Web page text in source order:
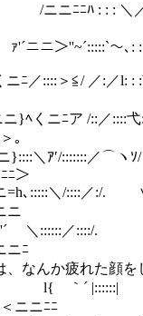
ﾊ : : : ＼／
～､: :ヽ
＞≦/ ／:／l: : :V
ﾍくニﾆア /::／::::
｡
ニ}::::＼ｱ′/:::::::／
ﾆ＞
ニ=h､:::::＼/::::／
ニ
＞'´ ＼::::::／
ニニ
、なんか疲れた顔
ﾑ l{ ｀´
ニﾆﾆ